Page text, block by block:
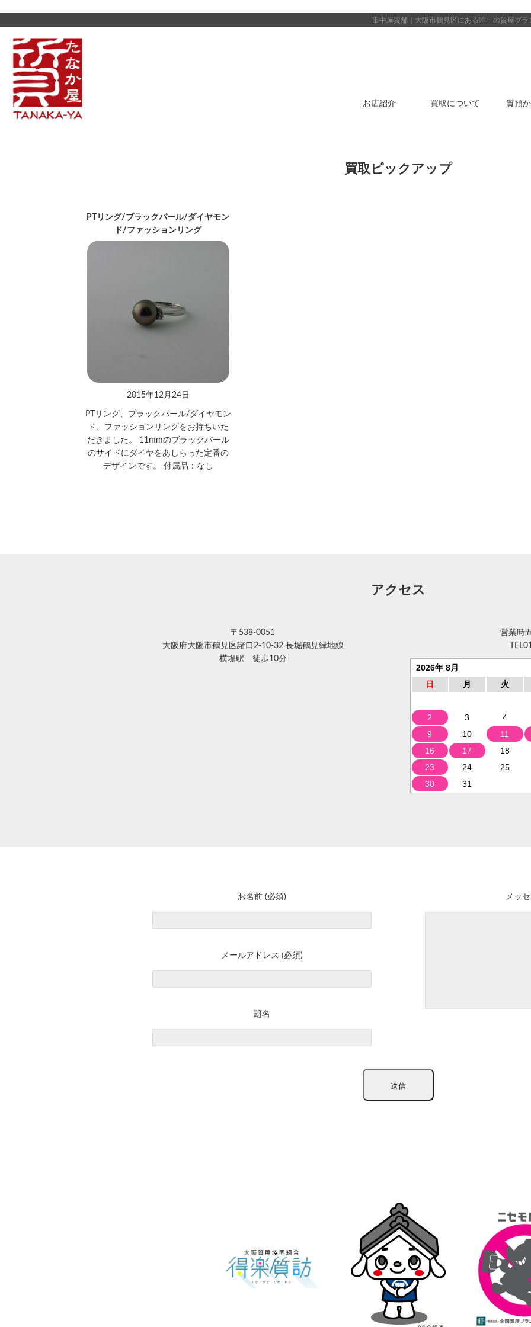
田中屋質舗｜大阪市鶴見区にある唯一の質屋ブラ
お店紹介 買取について 質預
買取ピックアップ
PTリング/ブラックパール/ダイヤモン
ド/ファッションリング
2015年12月24日
PTリング、ブラックパール/ダイヤモン
ド、ファッションリングをお持ちいた
だきました。 11mmのブラックパール
のサイドにダイヤをあしらった定番の
デザインです。 付属品：なし
アクセス
〒538-0051
大阪府大阪市鶴見区諸口2-10-32 長堀鶴見緑地線
横堤駅 徒歩10分
営業時
TEL
2026年 8月
日
月 火
2 3
4
9
10
11
16
17
18
23
24
25
30
31
お名前 (必須)
メールアドレス (必須)
題名
メッ